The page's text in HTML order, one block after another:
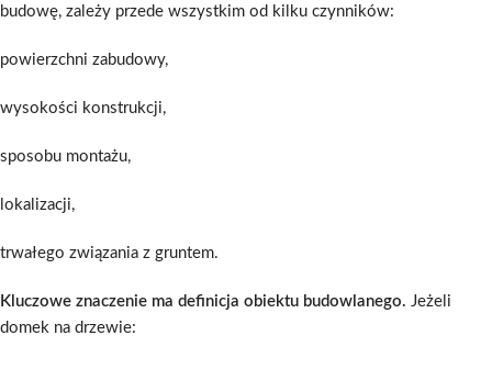
budowę, zależy przede wszystkim od kilku czynników:
powierzchni zabudowy,
wysokości konstrukcji,
sposobu montażu,
lokalizacji,
trwałego związania z gruntem.
Kluczowe znaczenie ma definicja obiektu budowlanego. Jeżeli
domek na drzewie: